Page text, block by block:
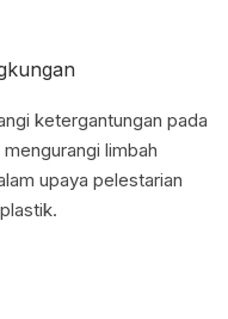
ketergantungan pada
limbah
upaya pelestarian